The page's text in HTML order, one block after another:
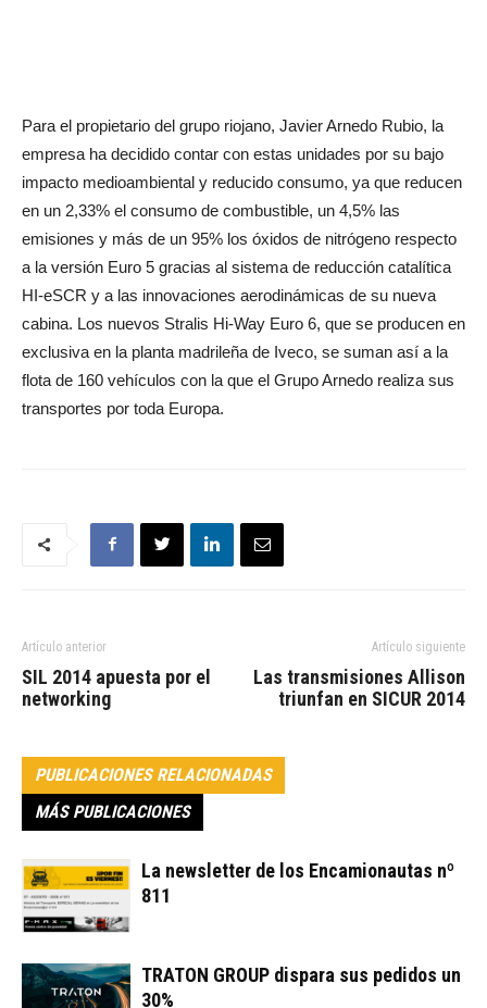
Para el propietario del grupo riojano, Javier Arnedo Rubio, la
empresa ha decidido contar con estas unidades por su bajo
impacto medioambiental y reducido consumo, ya que reducen
en un 2,33% el consumo de combustible, un 4,5% las
emisiones y más de un 95% los óxidos de nitrógeno respecto
a la versión Euro 5 gracias al sistema de reducción catalítica
HI-eSCR y a las innovaciones aerodinámicas de su nueva
cabina. Los nuevos Stralis Hi-Way Euro 6, que se producen en
exclusiva en la planta madrileña de Iveco, se suman así a la
flota de 160 vehículos con la que el Grupo Arnedo realiza sus
transportes por toda Europa.
Artículo anterior
SIL 2014 apuesta por el
networking
Artículo siguiente
Las transmisiones Allison
triunfan en SICUR 2014
PUBLICACIONES RELACIONADAS
MÁS PUBLICACIONES
La newsletter de los Encamionautas nº
811
TRATON GROUP dispara sus pedidos un
30%